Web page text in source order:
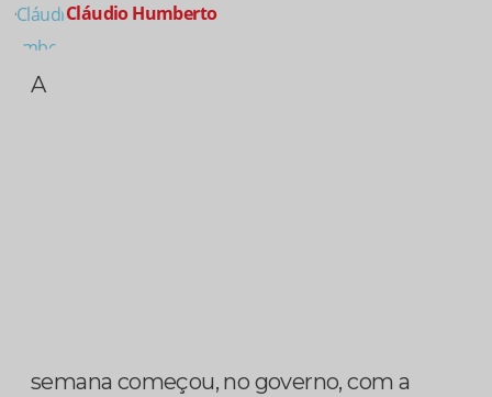
Cláudio Humberto
A
semana começou, no governo, com a